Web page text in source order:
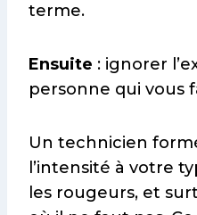
terme.
Ensuite : ignorer
personne qui vous
Un technicien
l’intensité à votre
les rougeurs, et